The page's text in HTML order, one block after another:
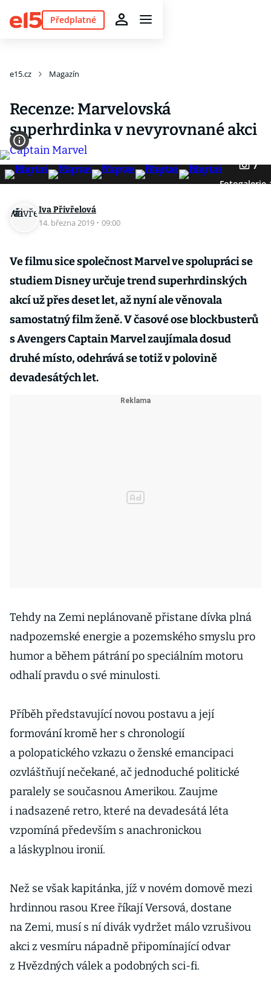
Předplatné
e15.cz Magazín
Recenze: Marvelovská
superhrdinka v nevyrovnané akci
7
Fotogalerie
Iva Přivřelová
14. března 2019 · 09:00
Ve filmu sice společnost Marvel ve spolupráci se
studiem Disney určuje trend superhrdinských
akcí už přes deset let, až nyní ale věnovala
samostatný film ženě. V časové ose blockbusterů
s Avengers Captain Marvel zaujímala dosud
druhé místo, odehrává se totiž v polovině
devadesátých let.
Tehdy na Zemi neplánovaně přistane dívka plná
nadpozemské energie a pozemského smyslu pro
humor a během pátrání po speciálním motoru
odhalí pravdu o své minulosti.
Příběh představující novou postavu a její
formování kromě her s chronologií
a polopatického vzkazu o ženské emancipaci
ozvláštňují nečekané, ač jednoduché politické
paralely se současnou Amerikou. Zaujme
i nadsazené retro, které na devadesátá léta
vzpomíná především s anachronickou
a láskyplnou ironií.
Než se však kapitánka, jíž v novém domově mezi
hrdinnou rasou Kree říkají Versová, dostane
na Zemi, musí s ní divák vydržet málo vzrušivou
akci z vesmíru nápadně připomínající odvar
z Hvězdných válek a podobných sci-fi.